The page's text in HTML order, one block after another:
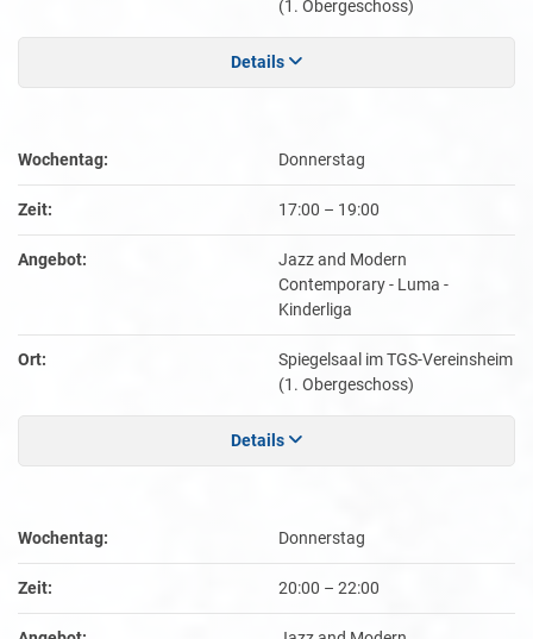
(1. Obergeschoss)
Details
Wochentag: Donnerstag
Zeit: 17:00 – 19:00
Angebot:
Jazz and Modern
Contemporary - Luma -
Kinderliga
Ort:
Spiegelsaal im TGS-Vereinsheim
(1. Obergeschoss)
Details
Wochentag: Donnerstag
Zeit: 20:00 – 22:00